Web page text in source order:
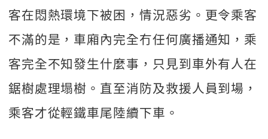
客在悶熱環境下被困，情況惡劣。更令乘客
不滿的是，車廂內完全冇任何廣播通知，乘
客完全不知發生什麼事，只見到車外有人在
鋸樹處理塌樹。直至消防及救援人員到場，
乘客才從輕鐵車尾陸續下車。